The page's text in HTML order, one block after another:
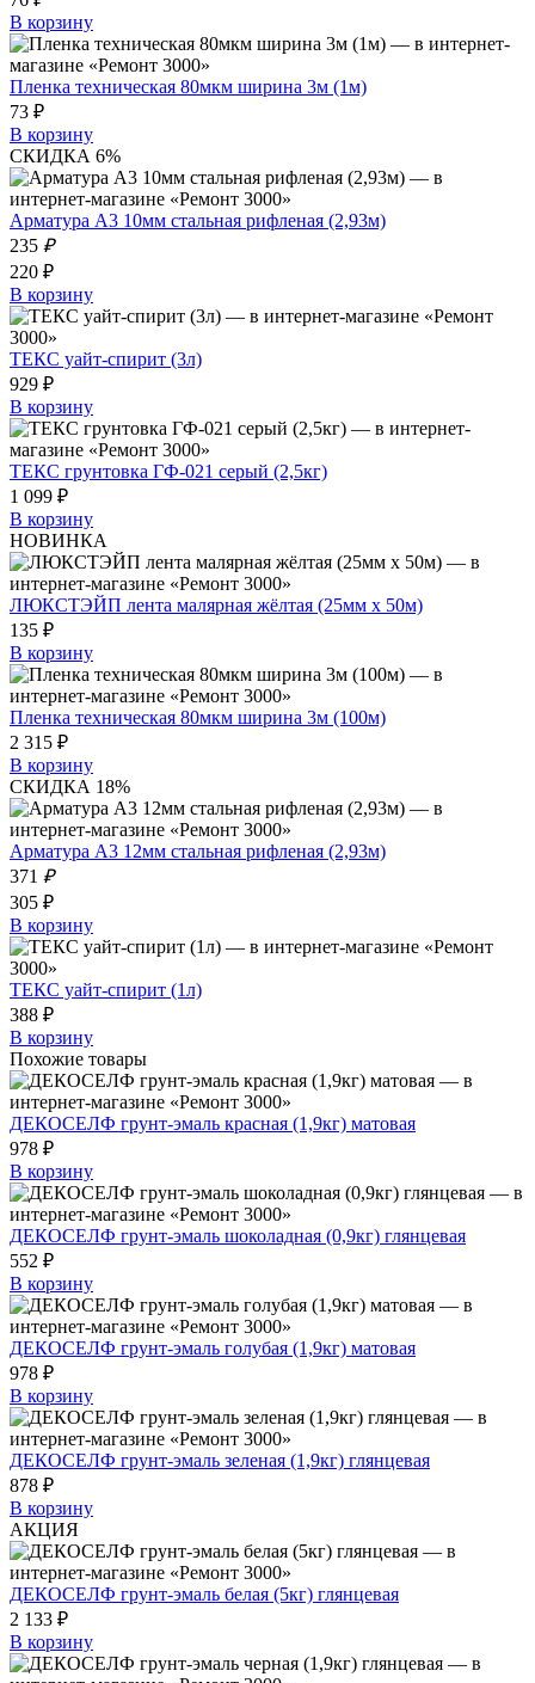
В корзину
Пленка техническая 80мкм ширина 3м (1м)
73 ₽
В корзину
СКИДКА 6%
Арматура А3 10мм стальная рифленая (2,93м)
235 ₽
220 ₽
В корзину
ТЕКС уайт-спирит (3л)
929 ₽
В корзину
ТЕКС грунтовка ГФ-021 серый (2,5кг)
1 099 ₽
В корзину
НОВИНКА
ЛЮКСТЭЙП лента малярная жёлтая (25мм х 50м)
135 ₽
В корзину
Пленка техническая 80мкм ширина 3м (100м)
2 315 ₽
В корзину
СКИДКА 18%
Арматура А3 12мм стальная рифленая (2,93м)
371 ₽
305 ₽
В корзину
ТЕКС уайт-спирит (1л)
388 ₽
В корзину
Похожие товары
ДЕКОСЕЛФ грунт-эмаль красная (1,9кг) матовая
978 ₽
В корзину
ДЕКОСЕЛФ грунт-эмаль шоколадная (0,9кг) глянцевая
552 ₽
В корзину
ДЕКОСЕЛФ грунт-эмаль голубая (1,9кг) матовая
978 ₽
В корзину
ДЕКОСЕЛФ грунт-эмаль зеленая (1,9кг) глянцевая
878 ₽
В корзину
АКЦИЯ
ДЕКОСЕЛФ грунт-эмаль белая (5кг) глянцевая
2 133 ₽
В корзину